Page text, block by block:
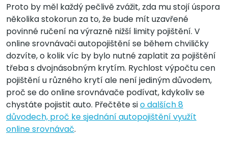
Proto by měl každý pečlivě zvážit, zda mu stojí úspora
několika stokorun za to, že bude mít uzavřené
povinné ručení na výrazně nižší limity pojištění. V
online srovnávači autopojištění se během chviličky
dozvíte, o kolik víc by bylo nutné zaplatit za pojištění
třeba s dvojnásobným krytím. Rychlost výpočtu cen
pojištění u různého krytí ale není jediným důvodem,
proč se do online srovnávače podívat, kdykoliv se
chystáte pojistit auto. Přečtěte sio dalších 8
důvodech, proč ke sjednání autopojištění využít
online srovnávač.